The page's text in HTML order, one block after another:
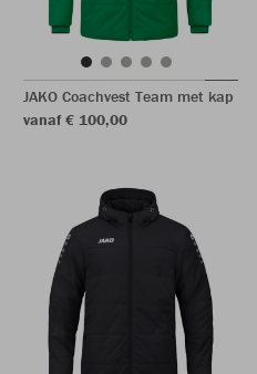
JAKO Coachvest Team met kap
vanaf € 100,00